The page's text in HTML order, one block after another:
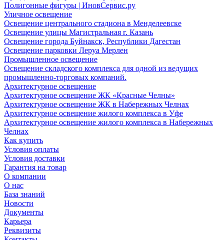
Полигонные фигуры | ИновСервис.ру
Уличное освещение
Освещение центрального стадиона в Менделеевске
Освещение улицы Магистральная г. Казань
Освещение города Буйнакск, Республики Дагестан
Освещение парковки Леруа Мерлен
Промышленное освещение
Освещение складского комплекса для одной из ведущих
промышленно-торговых компаний.
Архитектурное освещение
Архитектурное освещение ЖК «Красные Челны»
Архитектурное освещение ЖК в Набережных Челнах
Архитектурное освещение жилого комплекса в Уфе
Архитектурное освещение жилого комплекса в Набережных
Челнах
Как купить
Условия оплаты
Условия доставки
Гарантия на товар
О компании
О нас
База знаний
Новости
Документы
Карьера
Реквизиты